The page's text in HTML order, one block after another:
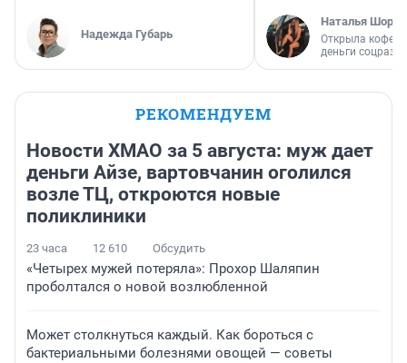
Надежда Губарь
Наталья
Открыла
деньги
РЕКОМЕНДУЕМ
Новости ХМАО за 5 августа: муж дает
деньги Айзе, вартовчанин оголился
возле ТЦ, откроются новые
поликлиники
23 часа 12 610 Обсудить
«Четырех мужей потеряла»: Прохор Шаляпин
проболтался о новой возлюбленной
Может столкнуться каждый. Как бороться с
бактериальными болезнями овощей — советы